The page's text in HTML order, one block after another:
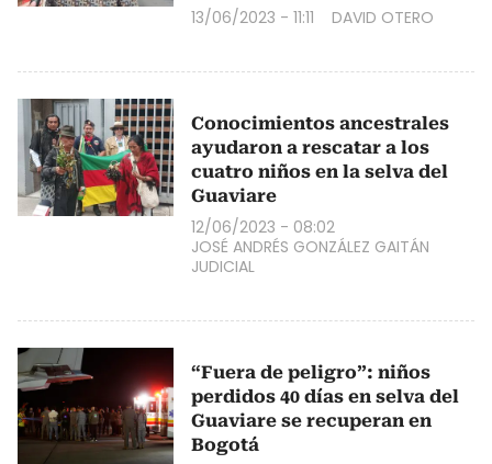
13/06/2023 - 11:11 DAVID OTERO
Conocimientos ancestrales
ayudaron a rescatar a los
cuatro niños en la selva del
Guaviare
12/06/2023 - 08:02
JOSÉ ANDRÉS GONZÁLEZ GAITÁN
JUDICIAL
“Fuera de peligro”: niños
perdidos 40 días en selva del
Guaviare se recuperan en
Bogotá